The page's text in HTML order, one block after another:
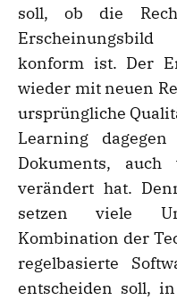
soll, ob die
konform ist. Der
wieder mit neuen
ursprüngliche
Learning
Dokuments,
verändert hat.
setzen viele
Kombination der
regelbasierte
entscheiden soll,